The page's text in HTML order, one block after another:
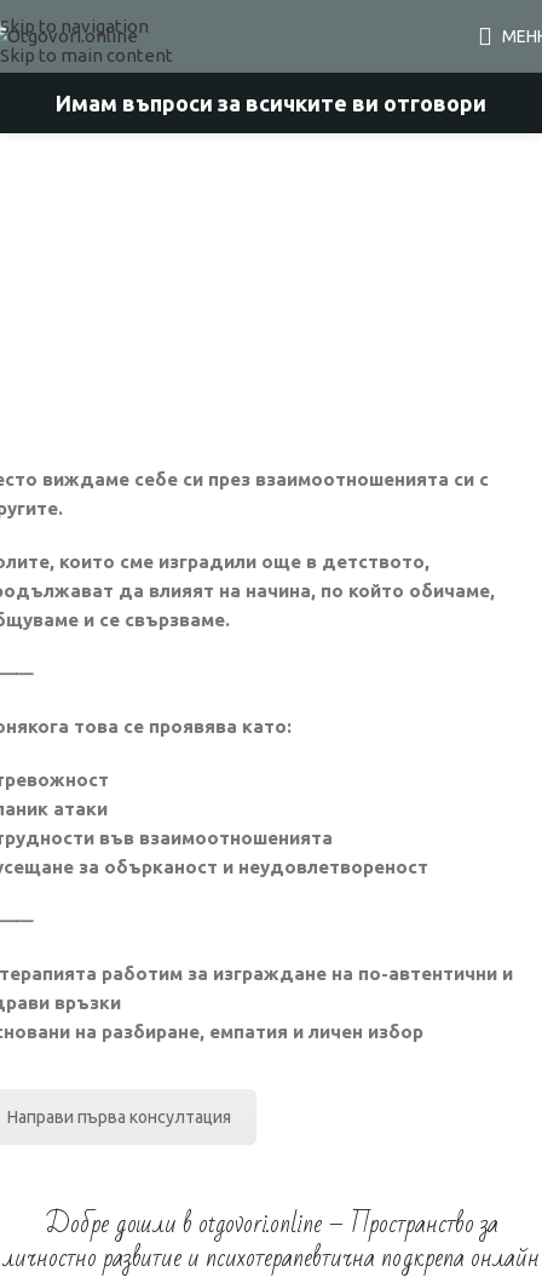
Skip to navigation
Skip to main content
Имам въпроси за всичките ви отговори
виждаме себе си през взаимоотношенията си с
които сме изградили още в детството,
да влияят на начина, по който обичаме,
и се свързваме.
това се проявява като:
атаки
във взаимоотношенията
за обърканост и неудовлетвореност
работим за изграждане на по-автентични и
връзки
на разбиране, емпатия и личен избор
Направи първа консултация
Добре дошли в otgovori.online – Пространство за
личностно развитие и психотерапевтична подкрепа онлайн